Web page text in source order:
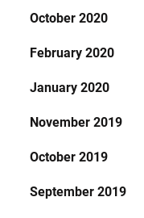
October 2020
February 2020
January 2020
November 2019
October 2019
September 2019